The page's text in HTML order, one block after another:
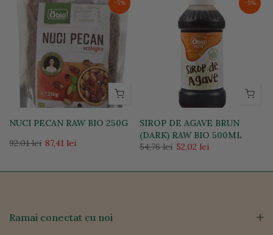
-5%
NUCI PECAN RAW BIO 250G
92,01 lei 87,41 lei
-5%
SIROP DE AGAVE BRUN
(DARK) RAW BIO 500ML
54,76 lei 52,02 lei
Ramai conectat cu noi